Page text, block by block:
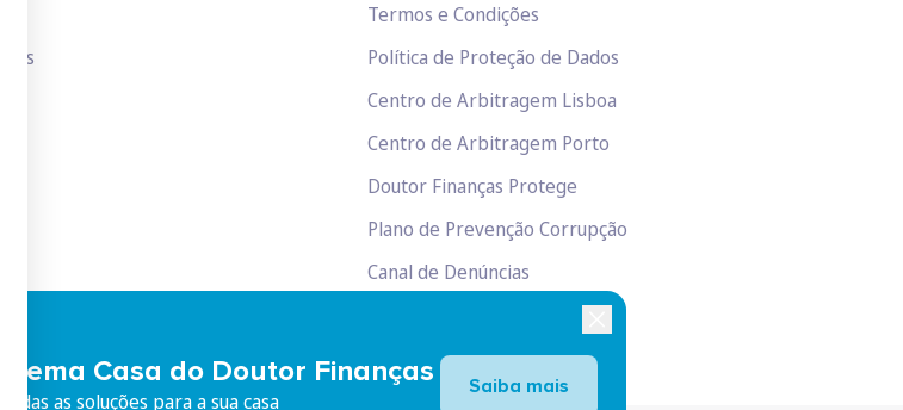
estatística
marketing e personalização
Casa do Doutor Finanças
as soluções para a sua casa
Saiba mais
ICs
Termos e Condições
Política de Proteção de Dados
Centro de Arbitragem Lisboa
Centro de Arbitragem Porto
Doutor Finanças Protege
Plano de Prevenção Corrupção
Canal de Denúncias